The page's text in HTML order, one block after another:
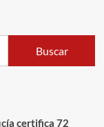
Buscar
certifica 72